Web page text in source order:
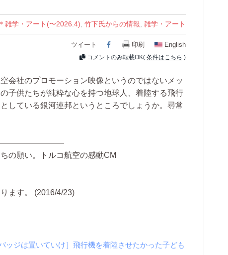
＊雑学・アート(〜2026.4), 竹下氏からの情報, 雑学・アート
ツイート Facebook
印刷 English
コメントのみ転載OK( 条件はこちら )
会社のプロモーション映像というのではないメッ
子供たちが純粋な心を持つ地球人、着陸する飛行
している銀河連邦というところでしょうか。尋常
の願い。トルコ航空の感動CM
ます。 (2016/4/23)
ッジは置いていけ］飛行機を着陸させたかった子ども